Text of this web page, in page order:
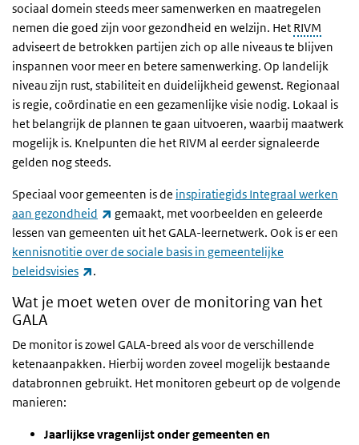
sociaal domein steeds meer samenwerken en maatregelen
nemen die goed zijn voor gezondheid en welzijn. Het RIVM
adviseert de betrokken partijen zich op alle niveaus te blijven
inspannen voor meer en betere samenwerking. Op landelijk
niveau zijn rust, stabiliteit en duidelijkheid gewenst. Regionaal
is regie, coördinatie en een gezamenlijke visie nodig. Lokaal is
het belangrijk de plannen te gaan uitvoeren, waarbij maatwerk
mogelijk is. Knelpunten die het RIVM al eerder signaleerde
gelden nog steeds.
Speciaal voor gemeenten is de inspiratiegids Integraal werken
aan gezondheid
(link is external)
gemaakt, met voorbeelden en geleerde
lessen van gemeenten uit het GALA-leernetwerk. Ook is er een
kennisnotitie over de sociale basis in gemeentelijke
beleidsvisies
(link is external)
.
Wat je moet weten over de monitoring van het
GALA
De monitor is zowel GALA-breed als voor de verschillende
ketenaanpakken. Hierbij worden zoveel mogelijk bestaande
databronnen gebruikt. Het monitoren gebeurt op de volgende
manieren:
Jaarlijkse vragenlijst onder gemeenten en